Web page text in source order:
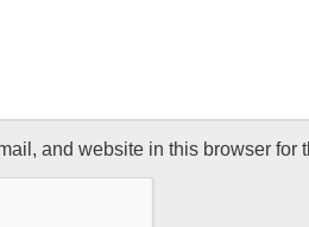
and website in this browser for